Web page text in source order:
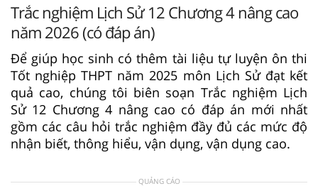
Trắc nghiệm Lịch Sử 12 Chương 4 nâng cao
năm 2026 (có đáp án)
Để giúp học sinh có thêm tài liệu tự luyện ôn thi
Tốt nghiệp THPT năm 2025 môn Lịch Sử đạt kết
quả cao, chúng tôi biên soạn Trắc nghiệm Lịch
Sử 12 Chương 4 nâng cao có đáp án mới nhất
gồm các câu hỏi trắc nghiệm đầy đủ các mức độ
nhận biết, thông hiểu, vận dụng, vận dụng cao.
QUẢNG CÁO